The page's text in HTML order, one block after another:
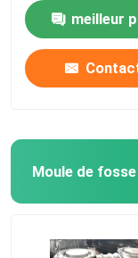
Maison
Au sujet de
meilleur
Moule de